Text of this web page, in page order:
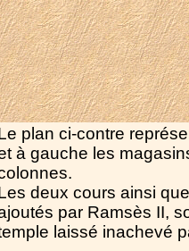
plan ci-contre
à gauche les
deux cours ainsi
par Ramsès II,
laissé inachevé